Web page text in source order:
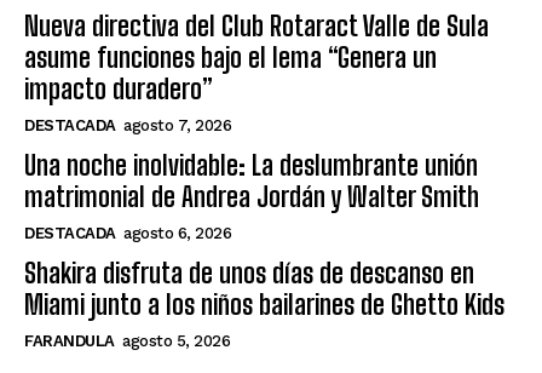
Nueva directiva del Club Rotaract Valle de Sula
asume funciones bajo el lema “Genera un
impacto duradero”
DESTACADA agosto 7, 2026
Una noche inolvidable: La deslumbrante unión
matrimonial de Andrea Jordán y Walter Smith
DESTACADA agosto 6, 2026
Shakira disfruta de unos días de descanso en
Miami junto a los niños bailarines de Ghetto Kids
FARANDULA agosto 5, 2026